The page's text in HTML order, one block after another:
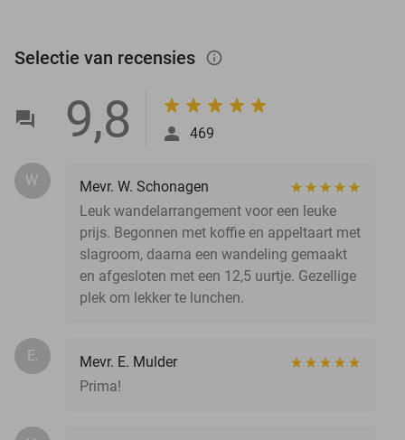
Selectie van recensies info_outlined
9,8 469
W.
Mevr. W. Schonagen
Leuk wandelarrangement voor een leuke
prijs. Begonnen met koffie en appeltaart met
slagroom, daarna een wandeling gemaakt
en afgesloten met een 12,5 uurtje. Gezellige
plek om lekker te lunchen.
E.
Mevr. E. Mulder
Prima!